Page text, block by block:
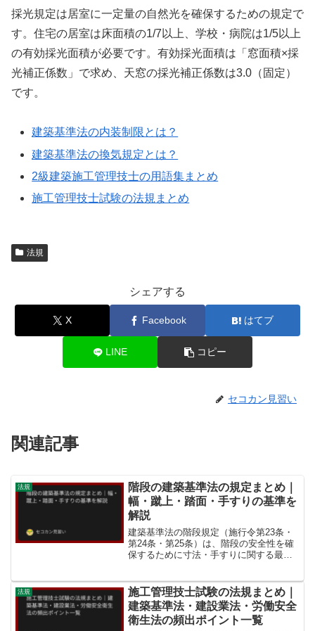
採光規定は居室に一定量の自然光を確保するための規定で
す。住宅の居室は床面積の1/7以上、学校・病院は1/5以上
の有効採光面積が必要です。有効採光面積は「窓面積×採
光補正係数」で求め、天窓の採光補正係数は3.0（固定）
です。
建築基準法の内装制限とは？
建築基準法の換気規定とは？
2級建築施工管理技士の用語集まとめ
施工管理技士試験の法規まとめ
法規
シェアする
X Facebook はてブ
LINE コピー
セコカン見習い
関連記事
法規
階段の建築基準法の規定まとめ｜
幅・蹴上・踏面・手すりの基準を
解説
建築基準法の階段規定（施行令第23条・
第24条・第25条）は、階段の安全性を確
保するために寸法・手すりに関する最低
の名称蹴上（けあげ）：階段1段の高さ
（垂直方向）のこと...
法規
施工管理技士試験の法規まとめ｜
建築基準法・建設業法・労働安全
衛生法の頻出ポイント一覧